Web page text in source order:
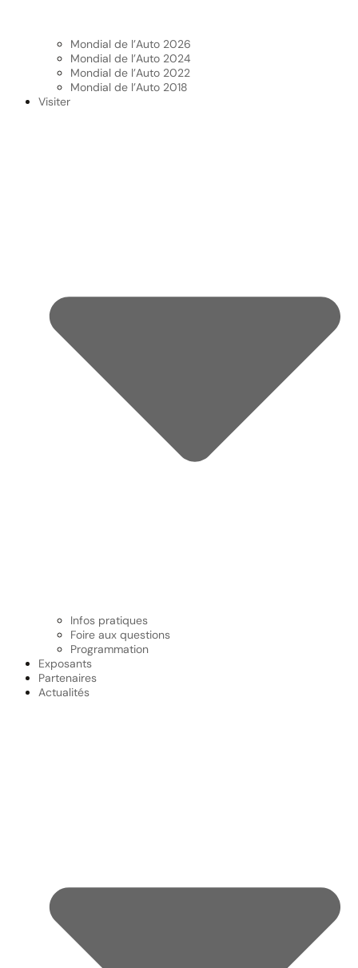
Mondial de l’Auto 2026
Mondial de l’Auto 2024
Mondial de l’Auto 2022
Mondial de l’Auto 2018
Visiter
Infos pratiques
Foire aux questions
Programmation
Exposants
Partenaires
Actualités